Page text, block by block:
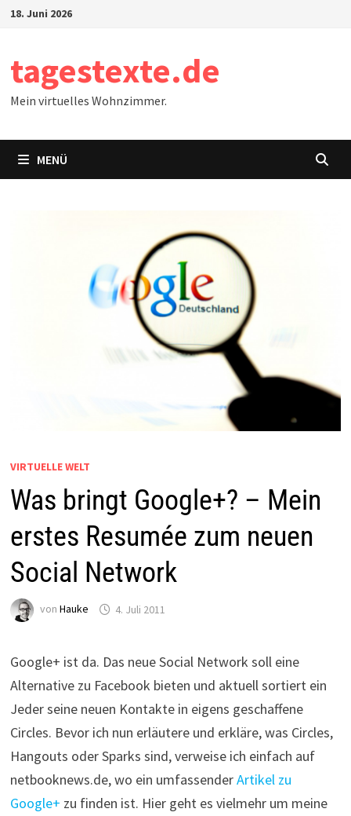
Zum18. Juni 2026
tagestexte.de
Mein virtuelles Wohnzimmer.
MENÜ
VIRTUELLE WELT
Was bringt Google+? – Mein
erstes Resumée zum neuen
Social Network
von Hauke 4. Juli 2011
Google+ ist da. Das neue Social Network soll eine
Alternative zu Facebook bieten und aktuell sortiert ein
Jeder seine neuen Kontakte in eigens geschaffene
Circles. Bevor ich nun erläutere und erkläre, was Circles,
Hangouts oder Sparks sind, verweise ich einfach auf
netbooknews.de, wo ein umfassenderArtikel zu
Google+ zu finden ist. Hier geht es vielmehr um meine